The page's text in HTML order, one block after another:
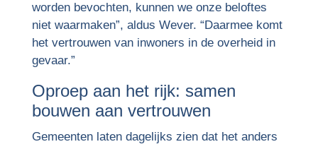
worden bevochten, kunnen we onze beloftes
niet waarmaken”, aldus Wever. “Daarmee komt
het vertrouwen van inwoners in de overheid in
gevaar.”
Oproep aan het rijk: samen
bouwen aan vertrouwen
Gemeenten laten dagelijks zien dat het anders